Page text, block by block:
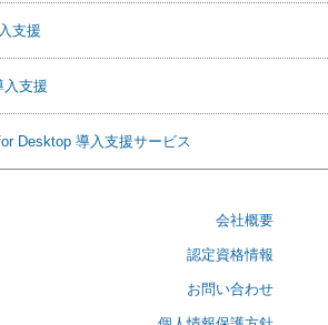
支援
入支援
Desktop 導入支援サービス
会社概要
認定資格情報
お問い合わせ